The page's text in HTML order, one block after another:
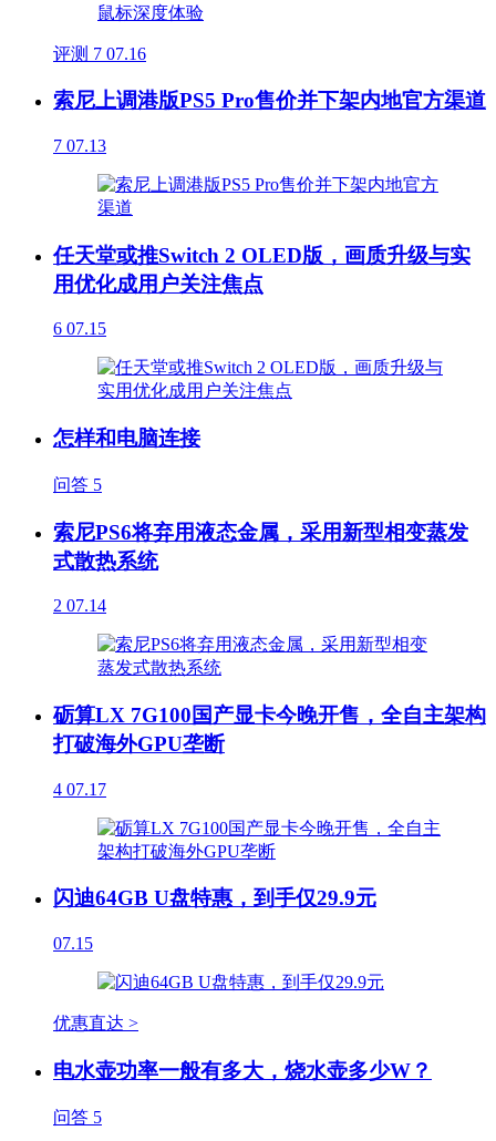
评测 7 07.16
索尼上调港版PS5 Pro售价并下架内地官方渠道
7 07.13
任天堂或推Switch 2 OLED版，画质升级与实
用优化成用户关注焦点
6 07.15
怎样和电脑连接
问答 5
索尼PS6将弃用液态金属，采用新型相变蒸发
式散热系统
2 07.14
砺算LX 7G100国产显卡今晚开售，全自主架构
打破海外GPU垄断
4 07.17
闪迪64GB U盘特惠，到手仅29.9元
07.15
优惠直达 >
电水壶功率一般有多大，烧水壶多少W？
问答 5